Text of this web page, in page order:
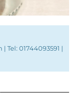
Tel: 01744093591 |